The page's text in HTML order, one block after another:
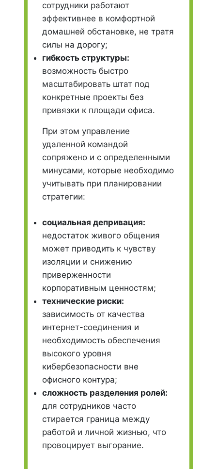
сотрудники работают
эффективнее в комфортной
домашней обстановке, не тратя
силы на дорогу;
гибкость структуры:
возможность быстро
масштабировать штат под
конкретные проекты без
привязки к площади офиса.
При этом управление
удаленной командой
сопряжено и с определенными
минусами, которые необходимо
учитывать при планировании
стратегии:
социальная депривация:
недостаток живого общения
может приводить к чувству
изоляции и снижению
приверженности
корпоративным ценностям;
технические риски:
зависимость от качества
интернет-соединения и
необходимость обеспечения
высокого уровня
кибербезопасности вне
офисного контура;
сложность разделения ролей:
для сотрудников часто
стирается граница между
работой и личной жизнью, что
провоцирует выгорание.